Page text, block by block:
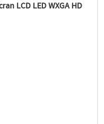
LCD LED WXGA HD